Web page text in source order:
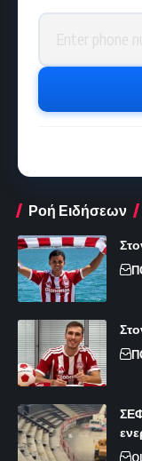
Phone number
Ροή Ειδήσεων